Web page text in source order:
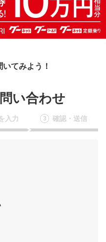
てみよう！
い合わせ
入力 3 確認・送信